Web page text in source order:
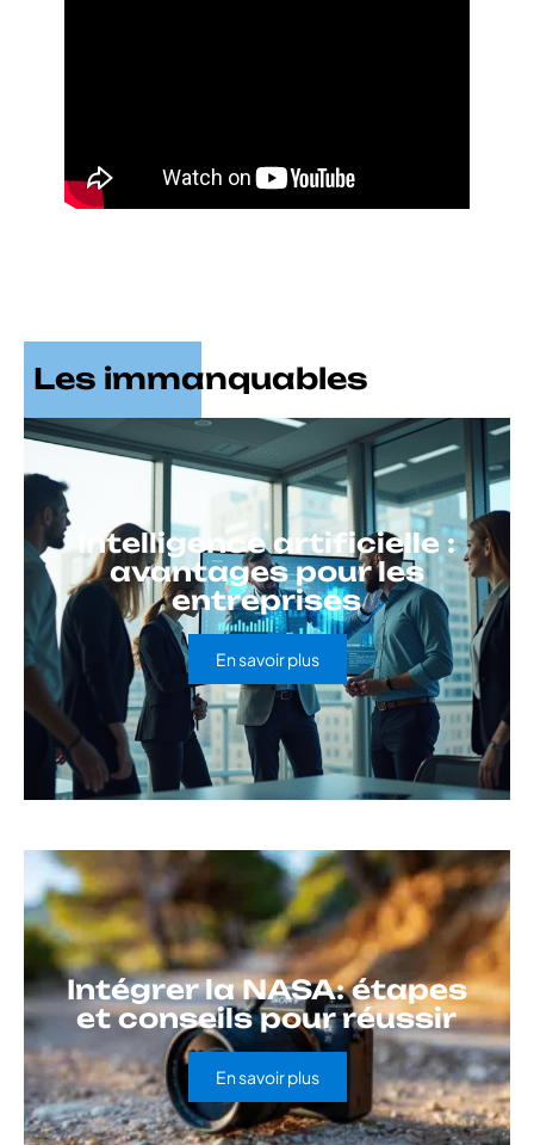
Les immanquables
Intelligence artificielle :
avantages pour les
entreprises
En savoir plus
Intégrer la NASA: étapes
et conseils pour réussir
En savoir plus